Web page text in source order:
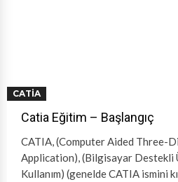
CATIA
Catia Eğitim – Başlangıç
CATIA, (Computer Aided Three-
Application), (Bilgisayar
Kullanım) (genelde CATIA ismini